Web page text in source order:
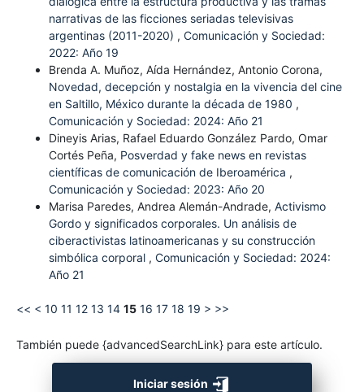
narrativas de las ficciones seriadas televisivas
argentinas (2011-2020) , Comunicación y Sociedad:
2022: Año 19
Brenda A. Muñoz, Aída Hernández, Antonio Corona,
Novedad, decepción y nostalgia en la vivencia del cine
en Saltillo, México durante la década de 1980 ,
Comunicación y Sociedad: 2024: Año 21
Dineyis Arias, Rafael Eduardo González Pardo, Omar
Cortés Peña, Posverdad y fake news en revistas
científicas de comunicación de Iberoamérica ,
Comunicación y Sociedad: 2023: Año 20
Marisa Paredes, Andrea Alemán-Andrade, Activismo
Gordo y significados corporales. Un análisis de
ciberactivistas latinoamericanas y su construcción
simbólica corporal , Comunicación y Sociedad: 2024:
Año 21
<< < 10 11 12 13 14 15 16 17 18 19 > >>
También puede {advancedSearchLink} para este artículo.
Iniciar sesión